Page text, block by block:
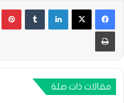
لينكدإن
طباعة
مقالات ذات صلة